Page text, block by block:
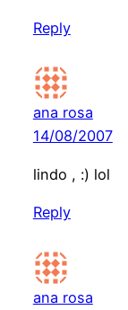
Reply
ana rosa
14/08/2007
lindo , :) lol
Reply
ana rosa